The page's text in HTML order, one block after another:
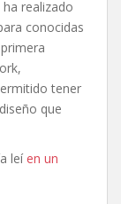
realizado
conocidas
tener
que
leí en un